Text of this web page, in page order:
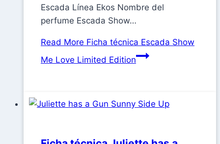
Escada Línea Ekos Nombre del
perfume Escada Show…
Read More Ficha técnica Escada Show
Me Love Limited Edition